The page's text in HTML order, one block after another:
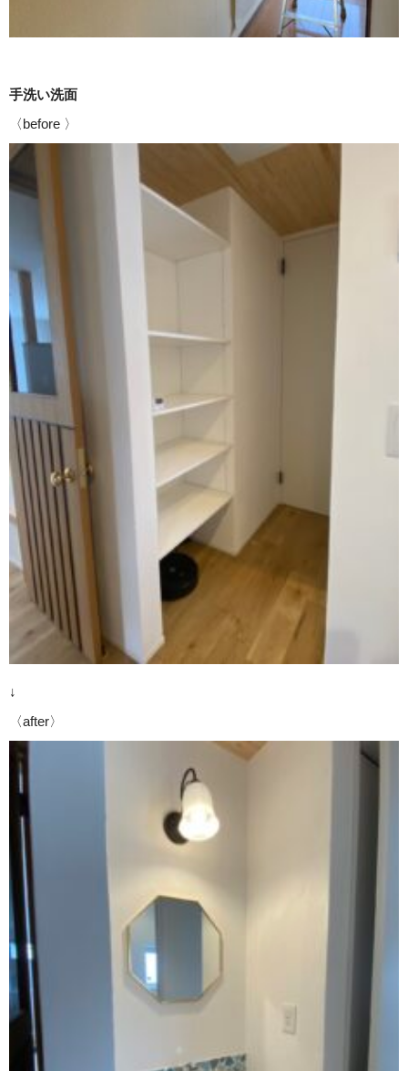
手洗い洗面
〈before 〉
↓
〈after〉